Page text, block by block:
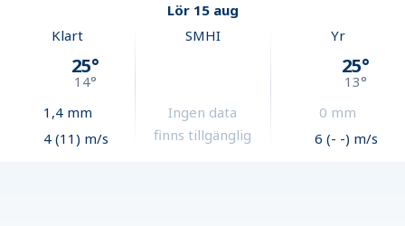
Lör 15 aug
Klart
25°
14°
1,4mm
4 (11) m/s
SMHI
Ingen data
finns tillgänglig
Yr
25°
13°
0 mm
6 (- -) m/s